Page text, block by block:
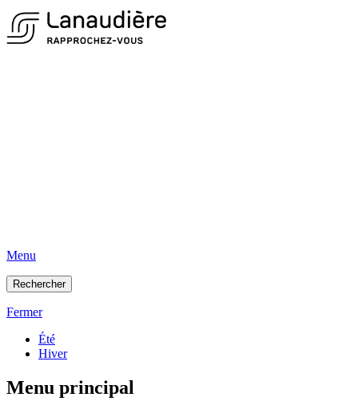
Menu
Rechercher
Fermer
Été
Hiver
Menu principal